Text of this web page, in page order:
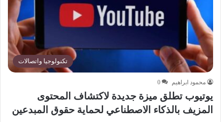
تكنولوجيا واتصالات
محمود ابراهيم 0
يوتيوب تطلق ميزة جديدة لاكتشاف المحتوى
المزيف بالذكاء الاصطناعي لحماية حقوق المبدعين